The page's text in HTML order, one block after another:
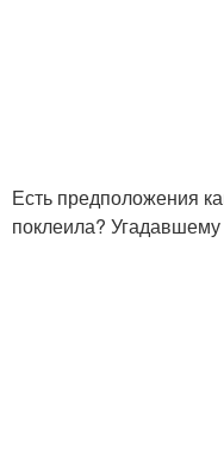
Есть предположения
поклеила?